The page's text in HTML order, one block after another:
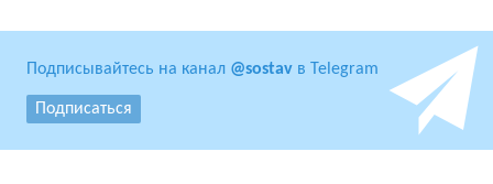
Подписывайтесь на канал @sostav в Telegram
Подписаться